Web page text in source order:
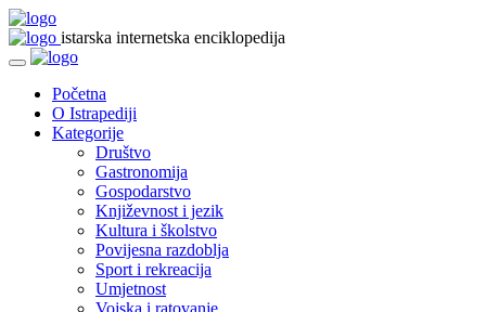
istarska internetska enciklopedija
Početna
O Istrapediji
Kategorije
Društvo
Gastronomija
Gospodarstvo
Književnost i jezik
Kultura i školstvo
Povijesna razdoblja
Sport i rekreacija
Umjetnost
Vojska i ratovanje